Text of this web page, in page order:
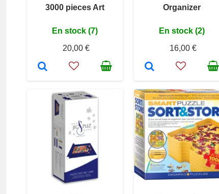
3000 pieces Art
En stock (7)
20,00 €
Organizer
En stock (2)
16,00 €